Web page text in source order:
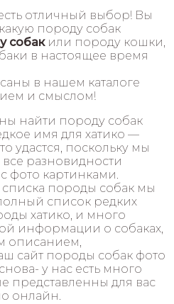
отличный выбор! Вы
породу собак
собакили породу кошки,
в настоящее время
в нашем каталоге
и смыслом!
найти породу собак
имя для хатико —
удастся, поскольку мы
разновидности
фото картинками.
породы собак мы
список редких
хатико, и много
информации о собаках,
описанием,
сайт породы собак фото
у нас есть много
представленны для вас
онлайн.